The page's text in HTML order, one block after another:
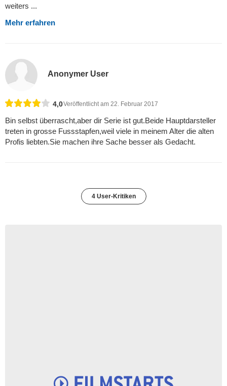
weiters ...
Mehr erfahren
Anonymer User
4,0Veröffentlicht am 22. Februar 2017
Bin selbst überrascht,aber dir Serie ist gut.Beide Hauptdarsteller
treten in grosse Fussstapfen,weil viele in meinem Alter die alten
Profis liebten.Sie machen ihre Sache besser als Gedacht.
4 User-Kritiken